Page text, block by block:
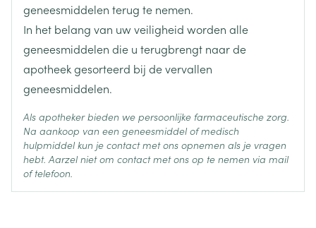
Actieve
Ingrediënten
aciclovir
Behoud Kamertemperatuur (15°C - 25°C)
geneesmiddelen terug te nemen.
In het belang van uw veiligheid worden alle
geneesmiddelen die u terugbrengt naar de
apotheek gesorteerd bij de vervallen
geneesmiddelen.
Als apotheker bieden we persoonlijke farmaceutische zorg.
Na aankoop van een geneesmiddel of medisch
hulpmiddel kun je contact met ons opnemen als je vragen
hebt. Aarzel niet om contact met ons op te nemen via mail
of telefoon.